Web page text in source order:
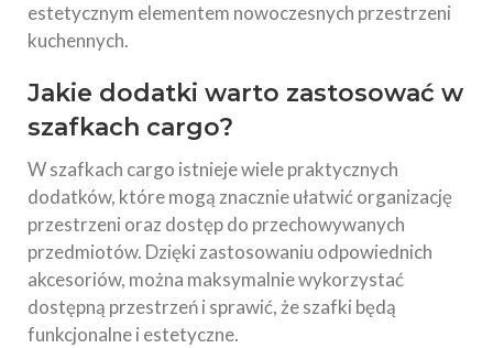
estetycznym elementem nowoczesnych przestrzeni
kuchennych.
Jakie dodatki warto zastosować w
szafkach cargo?
W szafkach cargo istnieje wiele praktycznych
dodatków, które mogą znacznie ułatwić organizację
przestrzeni oraz dostęp do przechowywanych
przedmiotów. Dzięki zastosowaniu odpowiednich
akcesoriów, można maksymalnie wykorzystać
dostępną przestrzeń i sprawić, że szafki będą
funkcjonalne i estetyczne.